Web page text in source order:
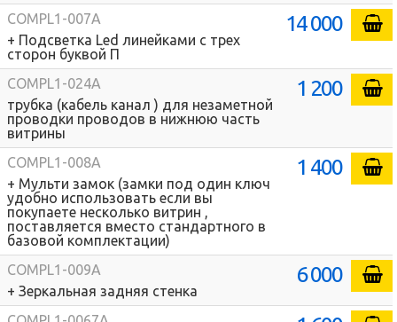
COMPL1-007A
+ Подсветка Led линейками с трех
сторон буквой П
14 000
COMPL1-024A
трубка (кабель канал ) для незаметной
проводки проводов в нижнюю часть
витрины
1 200
COMPL1-008A
+ Мульти замок (замки под один ключ
удобно использовать если вы
покупаете несколько витрин ,
поставляется вместо стандартного в
базовой комплектации)
1 400
COMPL1-009A
+ Зеркальная задняя стенка
6 000